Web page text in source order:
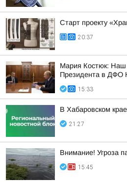
Старт проекту
20:37
Мария Костюк: Наш
Президента в ДФО
15:33
В Хабаровском
21:27
Внимание! Угроза
15:45